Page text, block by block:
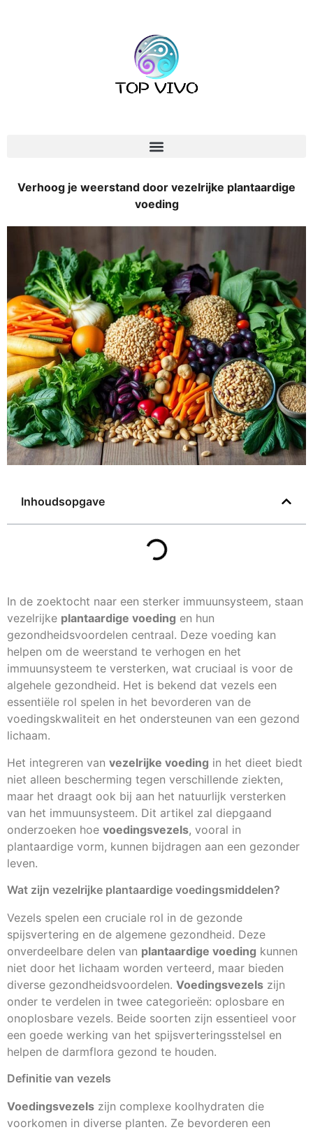
Verhoog je weerstand door vezelrijke plantaardige
voeding
Inhoudsopgave
In de zoektocht naar een sterker immuunsysteem, staan
vezelrijke plantaardige voeding en hun
gezondheidsvoordelen centraal. Deze voeding kan
helpen om de weerstand te verhogen en het
immuunsysteem te versterken, wat cruciaal is voor de
algehele gezondheid. Het is bekend dat vezels een
essentiële rol spelen in het bevorderen van de
voedingskwaliteit en het ondersteunen van een gezond
lichaam.
Het integreren van vezelrijke voeding in het dieet biedt
niet alleen bescherming tegen verschillende ziekten,
maar het draagt ook bij aan het natuurlijk versterken
van het immuunsysteem. Dit artikel zal diepgaand
onderzoeken hoe voedingsvezels, vooral in
plantaardige vorm, kunnen bijdragen aan een gezonder
leven.
Wat zijn vezelrijke plantaardige voedingsmiddelen?
Vezels spelen een cruciale rol in de gezonde
spijsvertering en de algemene gezondheid. Deze
onverdeelbare delen van plantaardige voeding kunnen
niet door het lichaam worden verteerd, maar bieden
diverse gezondheidsvoordelen. Voedingsvezels zijn
onder te verdelen in twee categorieën: oplosbare en
onoplosbare vezels. Beide soorten zijn essentieel voor
een goede werking van het spijsverteringsstelsel en
helpen de darmflora gezond te houden.
Definitie van vezels
Voedingsvezels zijn complexe koolhydraten die
voorkomen in diverse planten. Ze bevorderen een